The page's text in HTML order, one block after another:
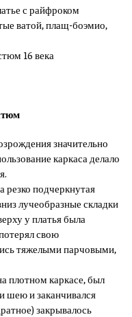
с райфроком
ватой, плащ-боэмио,
значительно
каркаса делало
резко подчеркнутая
лучеобразные складки
у платья была
свою
тяжелыми парчовыми,
плотном каркасе, был
шею и заканчивался
закрывалось